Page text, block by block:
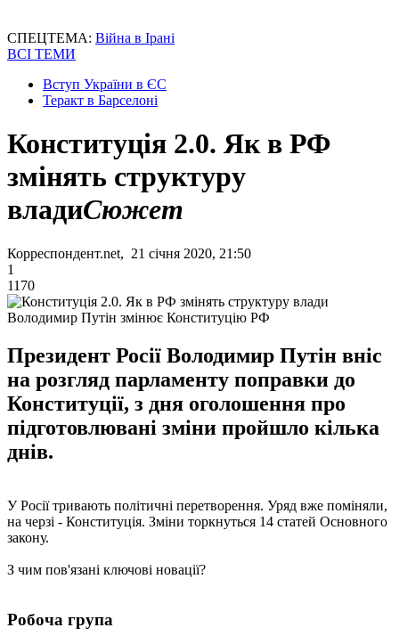
СПЕЦТЕМА: Війна в Ірані
ВСІ ТЕМИ
Вступ України в ЄС
Теракт в Барселоні
Конституція 2.0. Як в РФ
змінять структуру
владиСюжет
Корреспондент.net, 21 січня 2020, 21:50
1
1170
Володимир Путін змінює Конституцію РФ
Президент Росії Володимир Путін вніс
на розгляд парламенту поправки до
Конституції, з дня оголошення про
підготовлювані зміни пройшло кілька
днів.
У Росії тривають політичні перетворення. Уряд вже поміняли,
на черзі - Конституція. Зміни торкнуться 14 статей Основного
закону.
З чим пов'язані ключові новації?
Робоча група